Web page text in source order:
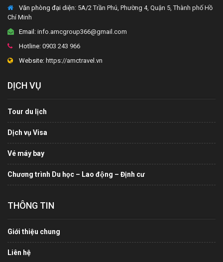
Văn phòng đại diện: 5A/2 Trần Phú, Phường 4, Quận 5, Thành phố Hồ
Chí Minh
Email: info.amcgroup366@gmail.com
Hotline: 0903 243 966
Website: https://amctravel.vn
DỊCH VỤ
Tour du lịch
Dịch vụ Visa
Vé máy bay
Chương trình Du học – Lao động – Định cư
THÔNG TIN
Giới thiệu chung
Liên hệ